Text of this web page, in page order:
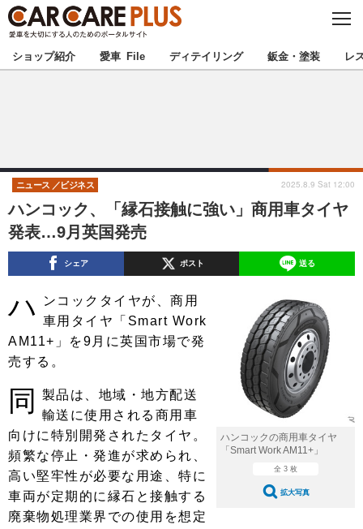
C
S
E
★カーケアプラス認定★ 厳選プロショップを地域から探す
甲信越 北陸
東海 関西
中国 四国
九州
注目の記事
ショップレポート 愛車 File
自動車豆知識 ストップ！不具合修理＆粗悪修理
鈑金・塗装
ディテイリング
ディテイリング 洗車
ヘッドライト磨き コーティング
フィルム・ラッピング
鈑金・塗装
小キズ直し 防錆
特集記事
ストップ 不具合修理＆粗悪修理
カーメーカー「旧車」関連プロジェ
クト
コラム
ショップ紹介
ショップレポート
レストア
ショップ紹介 愛車 File ディテイリング 鈑金・塗装 レ
ハンコック、「縁石接触に強い」商用車タイヤ
発表…9月英国発売
ニュース ビジネス 2025.8.9 Sat 12:00
シェア ポスト 送る
ハンコックの商用車タイヤ
「Smart Work AM11+」
全 3 枚
拡大写真
ハ
ンコックタイヤが、商用
車用タイヤ「Smart Work
AM11+」を9月に英国市場で発
売する。
同
製品は、地域・地方配送
輸送に使用される商用車
向けに特別開発されたタイヤ。
頻繁な停止・発進が求められ、
高い堅牢性が必要な用途、特に
車両が定期的に縁石と接触する
廃棄物処理業界での使用を想定